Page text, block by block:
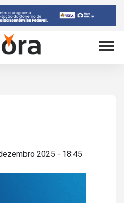
2025 - 18:45